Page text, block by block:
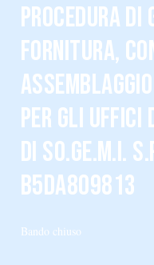
PROCEDURA DI
FORNITURA,
PER GLI UFFICI
DI SO.GE.M.I.
B5DA809813
Bando chiuso